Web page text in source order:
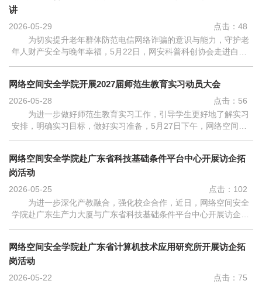
讲
2026-05-29 点击： 48
为切实提升老年群体防范电信网络诈骗的意识与能力，守护老
年人财产安全与晚年幸福，5月22日，网安科普科创协会走进白云
网络空间安全学院开展2027届师范生教育实习动员大会
2026-05-28 点击： 56
为进一步做好师范生教育实习工作，引导学生更好地了解实习
安排，明确实习目标，做好实习准备，5月27日下午，网络空间安
网络空间安全学院赴广东省科技基础条件平台中心开展访企拓
岗活动
2026-05-25 点击： 102
为进一步深化产教融合，强化校企合作，近日，网络空间安全
学院赴广东生产力大厦与广东省科技基础条件平台中心开展访企拓
网络空间安全学院赴广东省计算机技术应用研究所开展访企拓
岗活动
2026-05-22 点击： 75